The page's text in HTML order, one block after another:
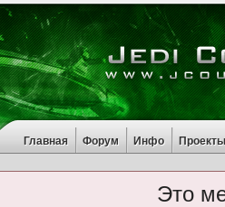
Главная Форум Инфо
Это